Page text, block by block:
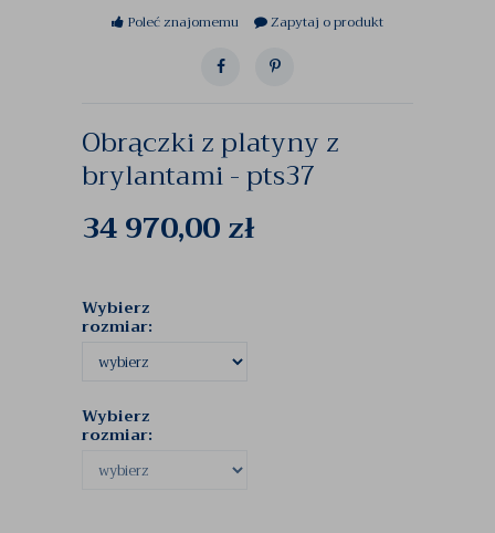
Poleć znajomemu Zapytaj o produkt
Obrączki z platyny z
brylantami - pts37
34 970,00zł
Wybierz
rozmiar:
Wybierz
rozmiar: